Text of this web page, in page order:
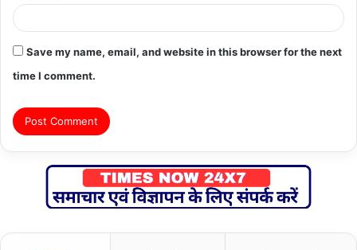
Save my name, email, and website in this browser for the next
time I comment.